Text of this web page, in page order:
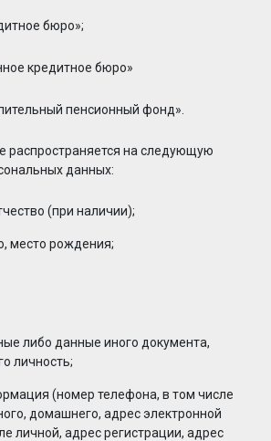
бюро»;
кредитное бюро»
пенсионный фонд».
распространяется на следующую
данных:
(при наличии);
место рождения;
либо данные иного документа,
личность;
(номер телефона, в том числе
домашнего, адрес электронной
личной, адрес регистрации, адрес